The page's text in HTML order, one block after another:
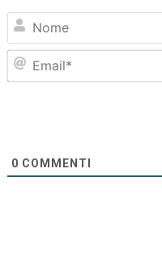
0 COMMENTI